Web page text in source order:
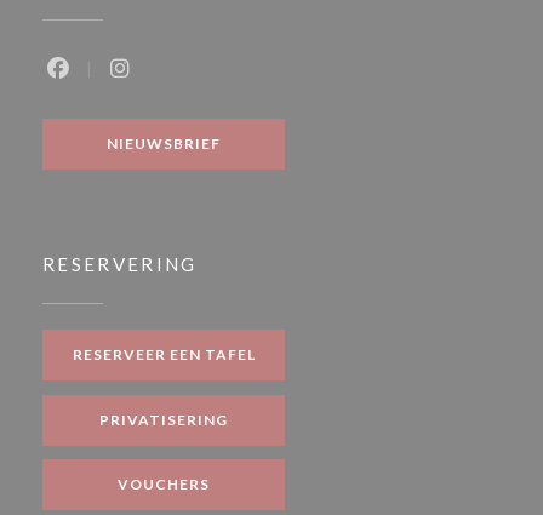
NIEUWSBRIEF
RESERVERING
RESERVEER EEN TAFEL
PRIVATISERING
VOUCHERS